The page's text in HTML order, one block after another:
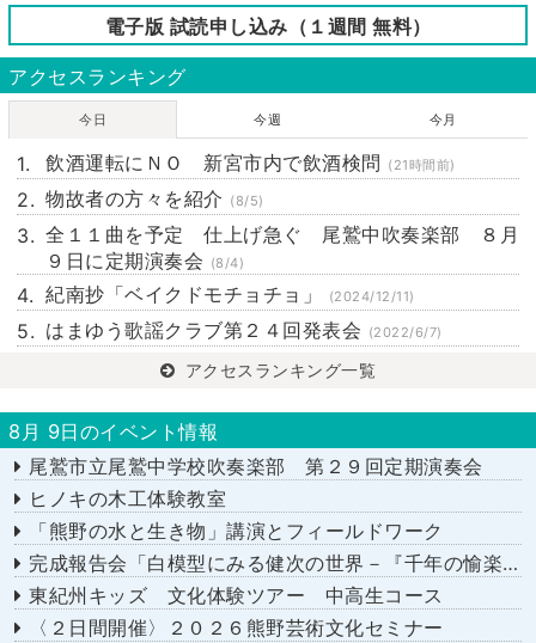
電子版 試読申し込み（１週間 無料）
アクセスランキング
今日 今週 今月
飲酒運転にＮＯ 新宮市内で飲酒検問 (21時間前)
物故者の方々を紹介 (8/5)
全１１曲を予定 仕上げ急ぐ 尾鷲中吹奏楽部 ８月
９日に定期演奏会 (8/4)
紀南抄「ベイクドモチョチョ」 (2024/12/11)
はまゆう歌謡クラブ第２４回発表会 (2022/6/7)
アクセスランキング一覧
8月 9日のイベント情報
尾鷲市立尾鷲中学校吹奏楽部 第２９回定期演奏会
ヒノキの木工体験教室
「熊野の水と生き物」講演とフィールドワーク
完成報告会「白模型にみる健次の世界－『千年の愉楽』『奇蹟』より－」
東紀州キッズ 文化体験ツアー 中高生コース
〈２日間開催〉２０２６熊野芸術文化セミナー